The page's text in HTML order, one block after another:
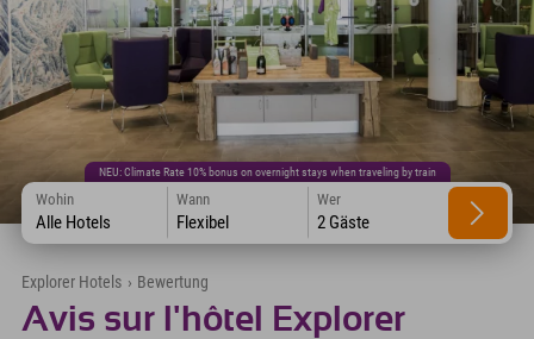
NEU: Climate Rate 10% bonus on overnight stays when traveling by train
Wohin
Alle Hotels
Wann
Flexibel
Wer
2 Gäste
Explorer Hotels › Bewertung
Avis sur l'hôtel Explorer